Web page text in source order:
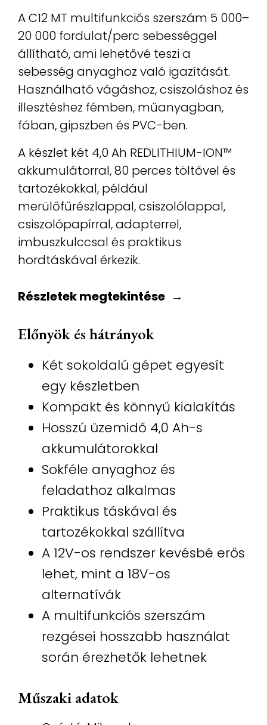
A C12 MT multifunkciós szerszám 5 000–
20 000 fordulat/perc sebességgel
állítható, ami lehetővé teszi a
sebesség anyaghoz való igazítását.
Használható vágáshoz, csiszoláshoz és
illesztéshez fémben, műanyagban,
fában, gipszben és PVC-ben.
A készlet két 4,0 Ah REDLITHIUM-ION™
akkumulátorral, 80 perces töltővel és
tartozékokkal, például
merülőfűrészlappal, csiszolólappal,
csiszolópapírral, adapterrel,
imbuszkulccsal és praktikus
hordtáskával érkezik.
Előnyök és hátrányok
Két sokoldalú gépet egyesít
egy készletben
Kompakt és könnyű kialakítás
Hosszú üzemidő 4,0 Ah-s
akkumulátorokkal
Sokféle anyaghoz és
feladathoz alkalmas
Praktikus táskával és
tartozékokkal szállítva
A 12V-os rendszer kevésbé erős
lehet, mint a 18V-os
alternatívák
A multifunkciós szerszám
rezgései hosszabb használat
során érezhetők lehetnek
Műszaki adatok
Részletek megtekintése